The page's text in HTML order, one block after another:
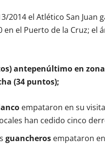
2014 el Atlético San
en el Puerto de la Cruz; el
antepenúltimo en
(34 puntos);
empataron en su
han cedido cinco
guancheros empataron